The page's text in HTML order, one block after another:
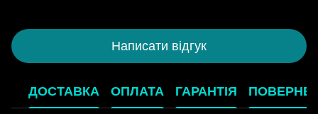
Написати відгук
ДОСТАВКА ОПЛАТА ГАРАНТІЯ